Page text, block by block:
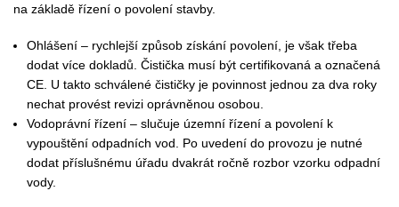
na základě řízení o povolení stavby.
Ohlášení – rychlejší způsob získání povolení, je však třeba
dodat více dokladů. Čistička musí být certifikovaná a označená
CE. U takto schválené čističky je povinnost jednou za dva roky
nechat provést revizi oprávněnou osobou.
Vodoprávní řízení – slučuje územní řízení a povolení k
vypouštění odpadních vod. Po uvedení do provozu je nutné
dodat příslušnému úřadu dvakrát ročně rozbor vzorku odpadní
vody.